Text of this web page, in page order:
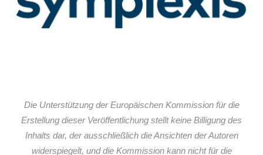
Die Unterstützung der Europäischen Kommission für die
Erstellung dieser Veröffentlichung stellt keine Billigung des
Inhalts dar, der ausschließlich die Ansichten der Autoren
widerspiegelt, und die Kommission kann nicht für die